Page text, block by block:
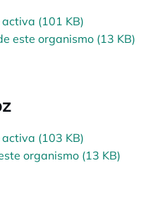
(101 KB)
este organismo (13 KB)
(103 KB)
organismo (13 KB)